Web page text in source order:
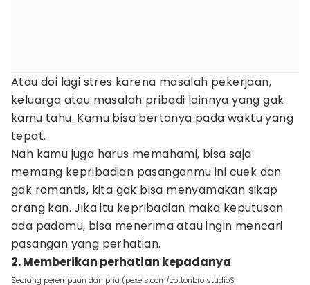
Atau doi lagi stres karena masalah pekerjaan,
keluarga atau masalah pribadi lainnya yang gak
kamu tahu. Kamu bisa bertanya pada waktu yang
tepat.
Nah kamu juga harus memahami, bisa saja
memang kepribadian pasanganmu ini cuek dan
gak romantis, kita gak bisa menyamakan sikap
orang kan. Jika itu kepribadian maka keputusan
ada padamu, bisa menerima atau ingin mencari
pasangan yang perhatian.
2. Memberikan perhatian kepadanya
Seorang perempuan dan pria (pexels.com/cottonbro studio$